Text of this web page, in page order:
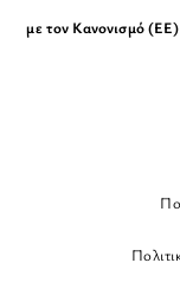
με τον Κανονισμό